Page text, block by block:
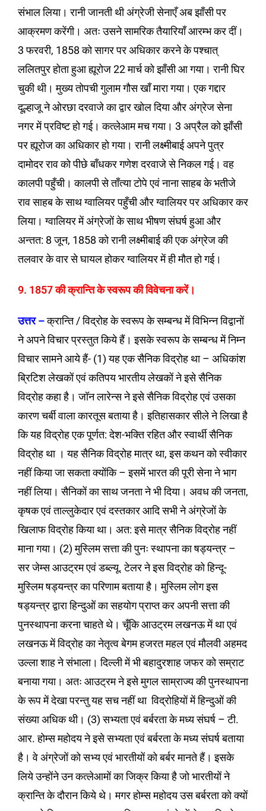
संभाल लिया। रानी जानती थी अंग्रेजी सेनाएँ अब झाँसी पर
आक्रमण करेंगी। अतः उसने सामरिक तैयारियाँ आरम्भ कर दीं।
3 फरवरी, 1858 को सागर पर अधिकार करने के पश्चात्
ललितपुर होता हुआ ह्यूरोज 22 मार्च को झाँसी आ गया। रानी घिर
चुकी थी। मुख्य तोपची गुलाम गौस खाँ मारा गया। एक गद्दार
दूल्हाजू ने ओरछा दरवाजे का द्वार खोल दिया और अंग्रेज सेना
नगर में प्रविष्ट हो गई। कत्लेआम मच गया। 3 अप्रैल को झाँसी
पर ह्यूरोज का अधिकार हो गया। रानी लक्ष्मीबाई अपने पुत्र
दामोदर राव को पीछे बाँधकर गणेश दरवाजे से निकल गई। वह
कालपी पहुँची। कालपी से ताँत्या टोपे एवं नाना साहब के भतीजे
राव साहब के साथ ग्वालियर पहुँची और ग्वालियर पर अधिकार कर
लिया। ग्वालियर में अंग्रेजों के साथ भीषण संघर्ष हुआ और
अन्तत: 8 जून, 1858 को रानी लक्ष्मीबाई की एक अंग्रेज की
तलवार के वार से घायल होकर ग्वालियर में ही मौत हो गई।
9. 1857 की क्रान्ति के स्वरूप की विवेचना करें।
उत्तर –क्रान्ति / विद्रोह के स्वरूप के सम्बन्ध में विभिन्न विद्वानों
ने अपने विचार प्रस्तुत किये हैं। इसके स्वरूप के सम्बन्ध में निम्न
विचार सामने आये हैं- (1) यह एक सैनिक विद्रोह था – अधिकांश
ब्रिटिश लेखकों एवं कतिपय भारतीय लेखकों ने इसे सैनिक
विद्रोह कहा है। जॉन लारेन्स ने इसे सैनिक विद्रोह एवं उसका
कारण चर्बी वाला कारतूस बताया है। इतिहासकार सीले ने लिखा है
कि यह विद्रोह एक पूर्णत: देश-भक्ति रहित और स्वार्थी सैनिक
विद्रोह था । यह सैनिक विद्रोह मात्र था, इस कथन को स्वीकार
नहीं किया जा सकता क्योंकि – इसमें भारत की पूरी सेना ने भाग
नहीं लिया। सैनिकों का साथ जनता ने भी दिया। अवध की जनता,
कृषक एवं ताल्लुकेदार एवं दस्तकार आदि सभी ने अंग्रेजों के
खिलाफ विद्रोह किया था। अत: इसे मात्र सैनिक विद्रोह नहीं
माना गया। (2) मुस्लिम सत्ता की पुनः स्थापना का षड्यन्त्र –
सर जेम्स आउट्रम एवं डब्ल्यू. टेलर ने इस विद्रोह को हिन्दू-
मुस्लिम षड्यन्त्र का परिणाम बताया है। मुस्लिम लोग इस
षड्यन्त्र द्वारा हिन्दुओं का सहयोग प्राप्त कर अपनी सत्ता की
पुनस्थापना करना चाहते थे। चूँकि आउट्रम लखनऊ में था एवं
लखनऊ में विद्रोह का नेतृत्व बेगम हजरत महल एवं मौलवी अहमद
उल्ला शाह ने संभाला। दिल्ली में भी बहादुरशाह जफर को सम्राट
बनाया गया। अतः आउट्रम ने इसे मुगल साम्राज्य की पुनस्थापना
के रूप में देखा परन्तु यह सच नहीं था विद्रोहियों में हिन्दुओं की
संख्या अधिक थी। (3) सभ्यता एवं बर्बरता के मध्य संघर्ष – टी.
आर. होम्स महोदय ने इसे सभ्यता एवं बर्बरता के मध्य संघर्ष बताया
है। वे अंग्रेजों को सभ्य एवं भारतीयों को बर्बर मानते हैं। इसके
लिये उन्होंने उन कत्लेआमों का जिक्र किया है जो भारतीयों ने
क्रान्ति के दौरान किये थे। मगर होम्स महोदय उस बर्बरता को क्यों